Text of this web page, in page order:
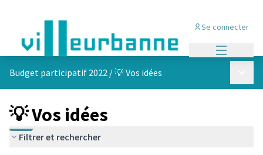
Se connecter
Budget participatif 2022 /💡 Vos idées
💡 Vos idées
Filtrer et rechercher